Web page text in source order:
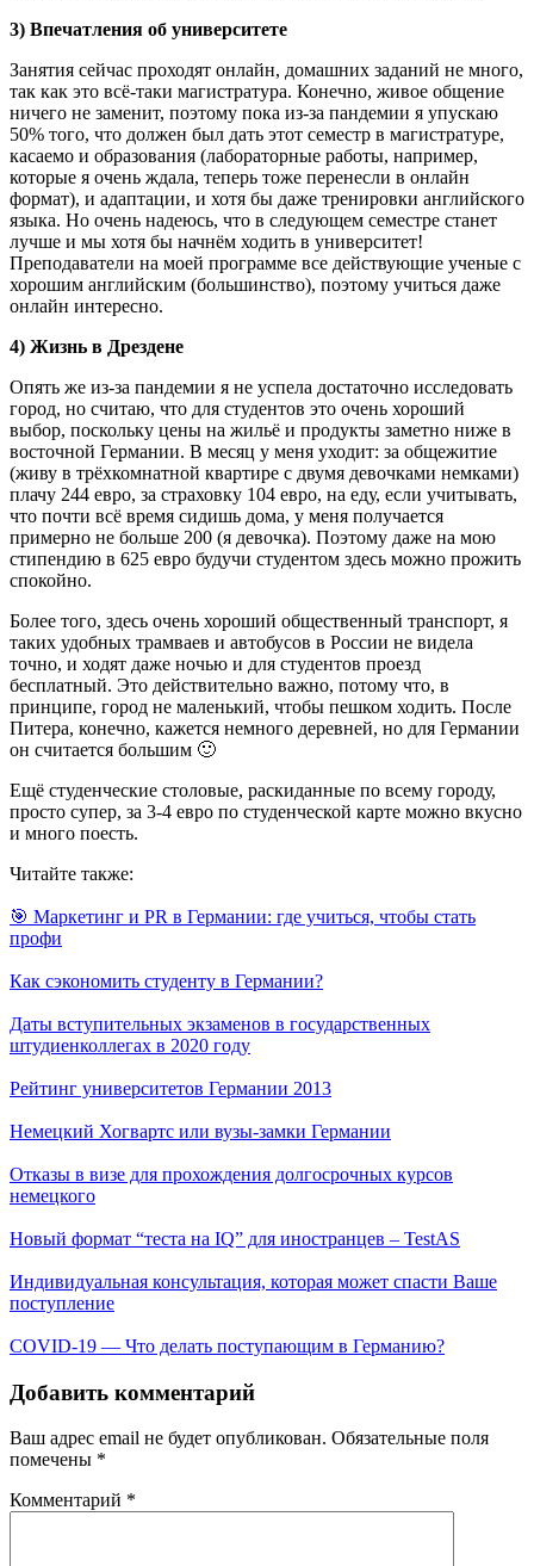
3) Впечатления об университете
Занятия сейчас проходят онлайн, домашних заданий не много,
так как это всё-таки магистратура. Конечно, живое общение
ничего не заменит, поэтому пока из-за пандемии я упускаю
50% того, что должен был дать этот семестр в магистратуре,
касаемо и образования (лабораторные работы, например,
которые я очень ждала, теперь тоже перенесли в онлайн
формат), и адаптации, и хотя бы даже тренировки английского
языка. Но очень надеюсь, что в следующем семестре станет
лучше и мы хотя бы начнём ходить в университет!
Преподаватели на моей программе все действующие ученые с
хорошим английским (большинство), поэтому учиться даже
онлайн интересно.
4) Жизнь в Дрездене
Опять же из-за пандемии я не успела достаточно исследовать
город, но считаю, что для студентов это очень хороший
выбор, поскольку цены на жильё и продукты заметно ниже в
восточной Германии. В месяц у меня уходит: за общежитие
(живу в трёхкомнатной квартире с двумя девочками немками)
плачу 244 евро, за страховку 104 евро, на еду, если учитывать,
что почти всё время сидишь дома, у меня получается
примерно не больше 200 (я девочка). Поэтому даже на мою
стипендию в 625 евро будучи студентом здесь можно прожить
спокойно.
Более того, здесь очень хороший общественный транспорт, я
таких удобных трамваев и автобусов в России не видела
точно, и ходят даже ночью и для студентов проезд
бесплатный. Это действительно важно, потому что, в
принципе, город не маленький, чтобы пешком ходить. После
Питера, конечно, кажется немного деревней, но для Германии
он считается большим 🙂
Ещё студенческие столовые, раскиданные по всему городу,
просто супер, за 3-4 евро по студенческой карте можно вкусно
и много поесть.
Читайте также:
🎯 Маркетинг и PR в Германии: где учиться, чтобы стать
профи
Как сэкономить студенту в Германии?
Даты вступительных экзаменов в государственных
штудиенколлегах в 2020 году
Рейтинг университетов Германии 2013
Немецкий Хогвартс или вузы-замки Германии
Отказы в визе для прохождения долгосрочных курсов
немецкого
Новый формат “теста на IQ” для иностранцев – TestAS
Индивидуальная консультация, которая может спасти Ваше
поступление
COVID-19 — Что делать поступающим в Германию?
Добавить комментарий
Ваш адрес email не будет опубликован. Обязательные поля
помечены *
Комментарий *